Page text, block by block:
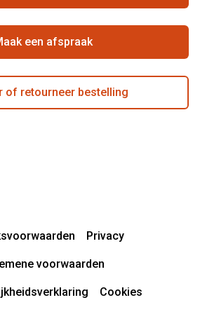
een afspraak
of retourneer bestelling
Privacy
voorwaarden
Cookies